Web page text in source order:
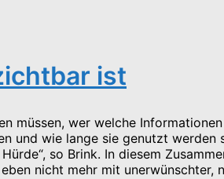
ist
müssen, wer welche
und wie lange sie genutzt werden
so Brink. In diesem
nicht mehr mit